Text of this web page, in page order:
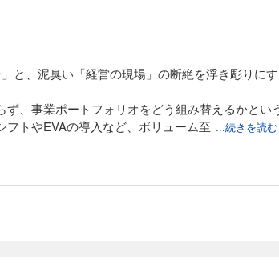
と、泥臭い「経営の現場」の断絶を浮き彫りにす
、事業ポートフォリオをどう組み替えるかと
トやEVAの導入など、ボリューム至 ...続きを読む